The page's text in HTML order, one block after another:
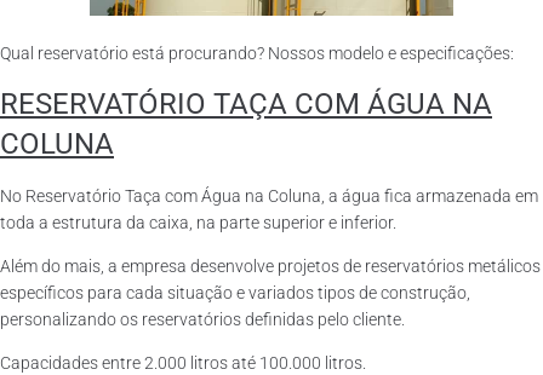
Qual reservatório está procurando? Nossos modelo e especificações:
RESERVATÓRIO TAÇA COM ÁGUA NA
COLUNA
No Reservatório Taça com Água na Coluna, a água fica armazenada em
toda a estrutura da caixa, na parte superior e inferior.
Além do mais, a empresa desenvolve projetos de reservatórios metálicos
específicos para cada situação e variados tipos de construção,
personalizando os reservatórios definidas pelo cliente.
Capacidades entre 2.000 litros até 100.000 litros.